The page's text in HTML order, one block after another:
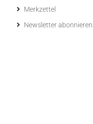
Merkzettel
Newsletter abonnieren